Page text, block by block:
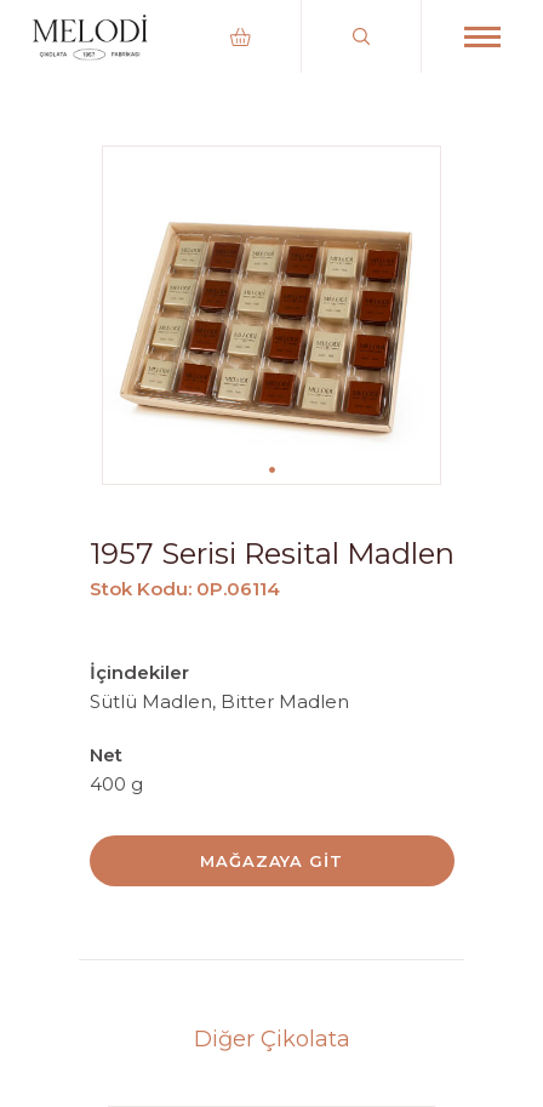
1957 Serisi Resital Madlen
Stok Kodu: 0P.06114
İçindekiler
Sütlü Madlen, Bitter Madlen
Net
400 g
MAĞAZAYA GIT
Diğer Çikolata